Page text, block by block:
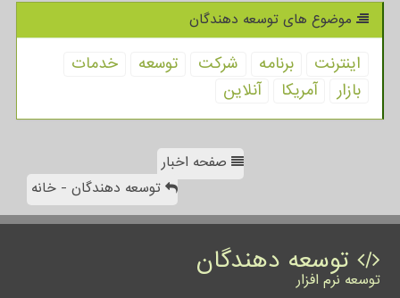
موضوع های توسعه دهندگان
اینترنت برنامه شركت توسعه
خدمات
بازار
آمریكا آنلاین
صفحه اخبار
توسعه دهندگان - خانه
توسعه دهندگان
توسعه نرم افزار